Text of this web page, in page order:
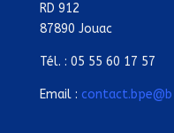
RD 912
87890 Jouac
Tél. : 05 55 60 17 57
Email :